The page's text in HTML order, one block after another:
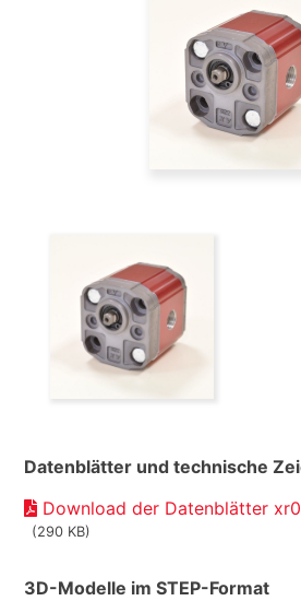
Datenblätter und technische
Download der Datenblätter
(290 KB)
3D-Modelle im STEP-Format